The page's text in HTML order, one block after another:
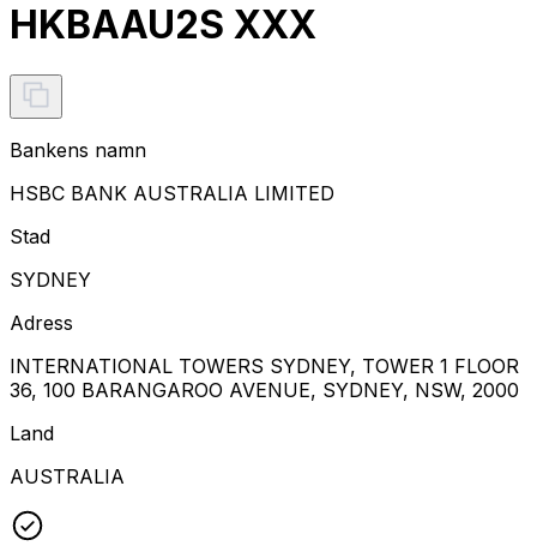
HKBAAU2S XXX
Bankens namn
HSBC BANK AUSTRALIA LIMITED
Stad
SYDNEY
Adress
INTERNATIONAL TOWERS SYDNEY, TOWER 1 FLOOR
36, 100 BARANGAROO AVENUE, SYDNEY, NSW, 2000
Land
AUSTRALIA